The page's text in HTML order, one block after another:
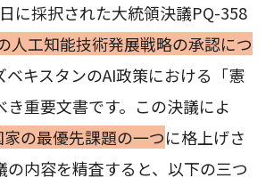
に採択された大統領決議PQ-358
人工知能技術発展戦略の承認につ
ベキスタンのAI政策における「憲
き重要文書です。この決議によ
の最優先課題の一つに格上げさ
の内容を精査すると、以下の三つ